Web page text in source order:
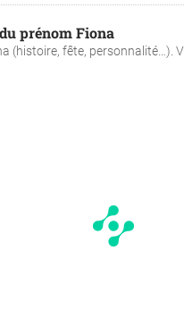
prénom Fiona
(histoire, fête, personnalité…).